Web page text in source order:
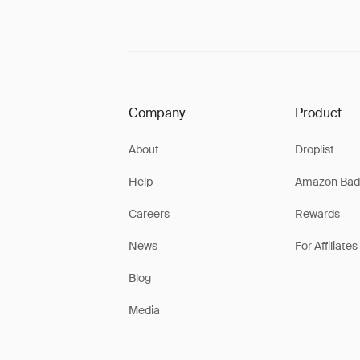
Company
About
Help
Careers
News
Blog
Media
Product
Droplist
Amazon
Rewards
For Affiliates